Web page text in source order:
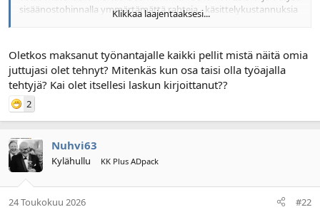
sisäänostohinnalla ymmärtämättä rahteja - käsittelykustannuksia
- tuote erien ostomäärän vaikutusta hintaan.
josta sana leviää joten tällaisen kaupanteon harjoittaja kusee
omaan lahkeeseensa ja rankasti niin veroittajan kuin ostajienkin
suhteen.
Klikkaa laajentaaksesi...
Oletkos maksanut työnantajalle kaikki pellit mistä näitä omia
juttujasi olet tehnyt? Mitenkäs kun osa taisi olla työajalla
tehtyjä? Kai olet itsellesi laskun kirjoittanut??
2
Nuhvi63
Kylähullu KK Plus ADpack
24 Toukokuu 2026 #22